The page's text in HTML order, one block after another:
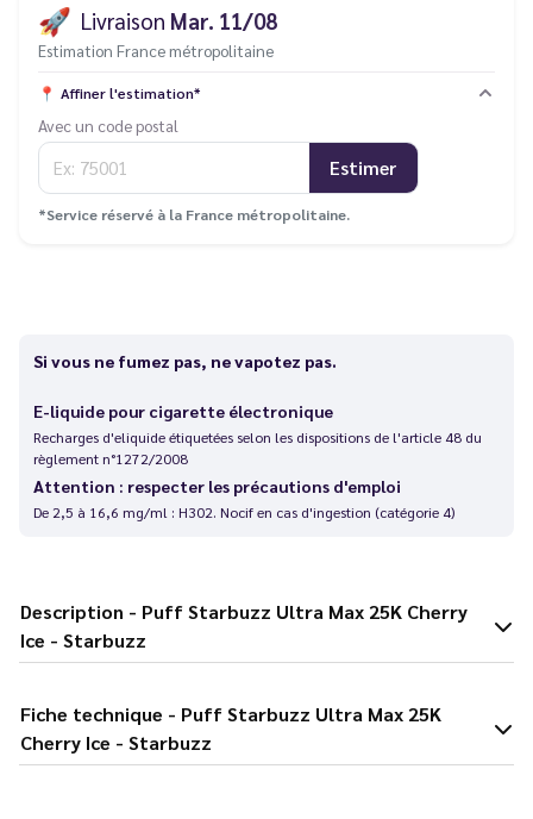
🚀 Livraison Mar. 11/08
Estimation France métropolitaine
📍 Affiner l'estimation*
Avec un code postal
Estimer
*Service réservé à la France métropolitaine.
Si vous ne fumez pas, ne vapotez pas.
E-liquide pour cigarette électronique
Recharges d'eliquide étiquetées selon les dispositions de l'article 48 du
règlement n°1272/2008
Attention : respecter les précautions d'emploi
De 2,5 à 16,6 mg/ml : H302. Nocif en cas d'ingestion (catégorie 4)
Description - Puff Starbuzz Ultra Max 25K Cherry
Ice - Starbuzz
Fiche technique - Puff Starbuzz Ultra Max 25K
Cherry Ice - Starbuzz